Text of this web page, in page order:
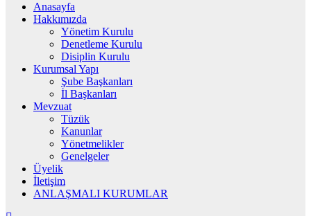
Anasayfa
Hakkımızda
Yönetim Kurulu
Denetleme Kurulu
Disiplin Kurulu
Kurumsal Yapı
Şube Başkanları
İl Başkanları
Mevzuat
Tüzük
Kanunlar
Yönetmelikler
Genelgeler
Üyelik
İletişim
ANLAŞMALI KURUMLAR